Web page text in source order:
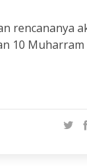
rencananya
10 Muharram